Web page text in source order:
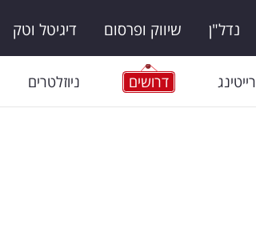
נדל"ן שיווק ופרסום דיגיטל וטק
רייטינג דרושים ניוזלטרים